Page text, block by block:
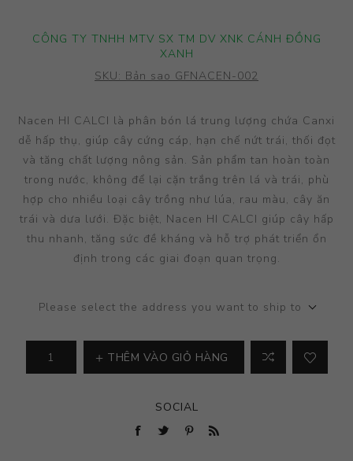
CÔNG TY TNHH MTV SX TM DV XNK CÁNH ĐỒNG
XANH
SKU: Bản sao GFNACEN-002
Nacen HI CALCI là phân bón lá trung lượng chứa Canxi
dễ hấp thụ, giúp cây cứng cáp, hạn chế nứt trái, thối đọt
và tăng chất lượng nông sản. Sản phẩm tan hoàn toàn
trong nước, không để lại cặn trắng trên lá và trái, phù
hợp cho nhiều loại cây trồng như lúa, rau màu, cây ăn
trái và dưa lưới. Đặc biệt, Nacen HI CALCI giúp cây hấp
thu nhanh, tăng sức đề kháng và hỗ trợ phát triển ổn
định trong các giai đoạn quan trọng.
Please select the address you want to ship to
THÊM VÀO GIỎ HÀNG
SOCIAL